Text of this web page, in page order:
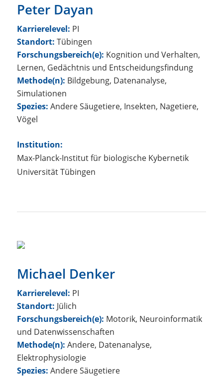
Peter Dayan
Karrierelevel: PI
Standort: Tübingen
Forschungsbereich(e): Kognition und Verhalten,
Lernen, Gedächtnis und Entscheidungsfindung
Methode(n): Bildgebung, Datenanalyse,
Simulationen
Spezies: Andere Säugetiere, Insekten, Nagetiere,
Vögel
Institution:
Max-Planck-Institut für biologische Kybernetik
Universität Tübingen
Michael Denker
Karrierelevel: PI
Standort: Jülich
Forschungsbereich(e): Motorik, Neuroinformatik
und Datenwissenschaften
Methode(n): Andere, Datenanalyse,
Elektrophysiologie
Spezies: Andere Säugetiere